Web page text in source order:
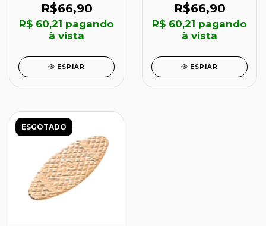
MM - A-16922 -
MAKITA
R$66,90
R$ 60,21 pagando
à vista
ESPIAR
MM - A-16938 -
MAKITA
R$66,90
R$ 60,21 pagando
à vista
ESPIAR
ESGOTADO